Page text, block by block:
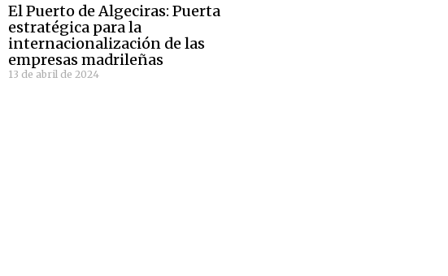
El Puerto de Algeciras: Puerta
estratégica para la
internacionalización de las
empresas madrileñas
13 de abril de 2024